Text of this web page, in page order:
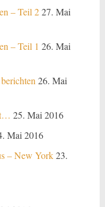
– Teil 227. Mai
– Teil 1 26. Mai
26. Mai
25. Mai 2016
Mai 2016
– New York23.